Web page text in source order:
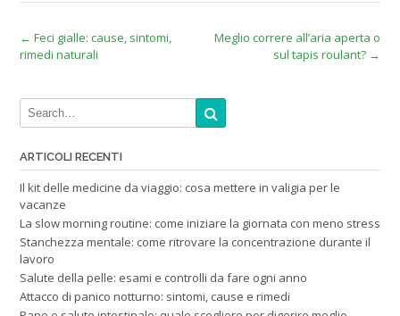
Post
← Feci gialle: cause, sintomi,
rimedi naturali
Meglio correre all’aria aperta o
sul tapis roulant? →
ARTICOLI RECENTI
Il kit delle medicine da viaggio: cosa mettere in valigia per le
vacanze
La slow morning routine: come iniziare la giornata con meno stress
Stanchezza mentale: come ritrovare la concentrazione durante il
lavoro
Salute della pelle: esami e controlli da fare ogni anno
Attacco di panico notturno: sintomi, cause e rimedi